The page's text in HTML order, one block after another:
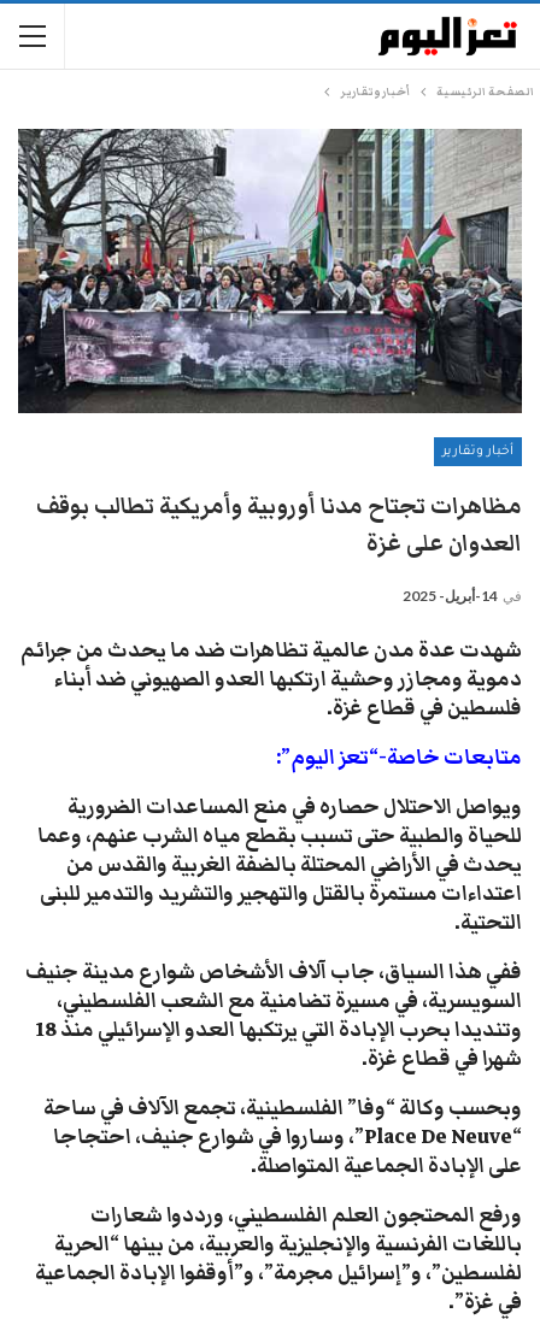
الصفحة الرئيسية أخبار وتقارير
أخبار وتقارير
مظاهرات تجتاح مدنا أوروبية وأمريكية تطالب بوقف
العدوان على غزة
في 14-أبريل- 2025
شهدت عدة مدن عالمية تظاهرات ضد ما يحدث من جرائم
دموية ومجازر وحشية ارتكبها العدو الصهيوني ضد أبناء
فلسطين في قطاع غزة.
متابعات خاصة-“تعز اليوم”:
ويواصل الاحتلال حصاره في منع المساعدات الضرورية
للحياة والطبية حتى تسبب بقطع مياه الشرب عنهم، وعما
يحدث في الأراضي المحتلة بالضفة الغربية والقدس من
اعتداءات مستمرة بالقتل والتهجير والتشريد والتدمير للبنى
التحتية.
ففي هذا السياق، جاب آلاف الأشخاص شوارع مدينة جنيف
السويسرية، في مسيرة تضامنية مع الشعب الفلسطيني،
وتنديدا بحرب الإبادة التي يرتكبها العدو الإسرائيلي منذ 18
شهرا في قطاع غزة.
وبحسب وكالة “وفا” الفلسطينية، تجمع الآلاف في ساحة
“Place De Neuve”، وساروا في شوارع جنيف، احتجاجا
على الإبادة الجماعية المتواصلة.
ورفع المحتجون العلم الفلسطيني، ورددوا شعارات
باللغات الفرنسية والإنجليزية والعربية، من بينها “الحرية
لفلسطين”، و”إسرائيل مجرمة”، و”أوقفوا الإبادة الجماعية
في غزة”.